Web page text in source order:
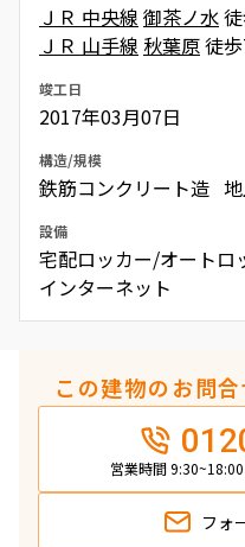
ＪＲ 中央線 御茶ノ水
ＪＲ 山手線 秋葉原徒
竣工日
2017年03月07日
構造/規模
鉄筋コンクリート造
設備
宅配ロッカー/オート
インターネット
この建物のお問
営業時間
フォ